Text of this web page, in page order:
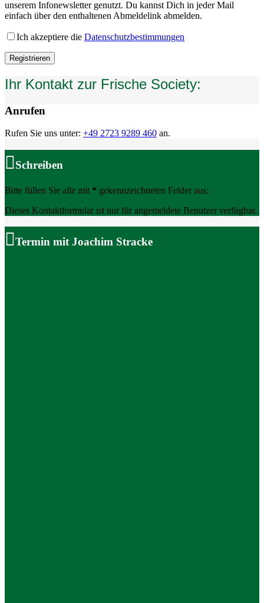
unserem Infonewsletter genutzt. Du kannst Dich in jeder Mail
einfach über den enthaltenen Abmeldelink abmelden.
Ich akzeptiere die Datenschutzbestimmungen
Ihr Kontakt zur Frische Society:
Anrufen
Rufen Sie uns unter: +49 2723 9289 460 an.
Schreiben
Bitte füllen Sie alle mit * gekennzeichneten Felder aus:
Dieses Kontaktformular ist nur für angemeldete Benutzer verfügbar.
Termin mit Joachim Stracke